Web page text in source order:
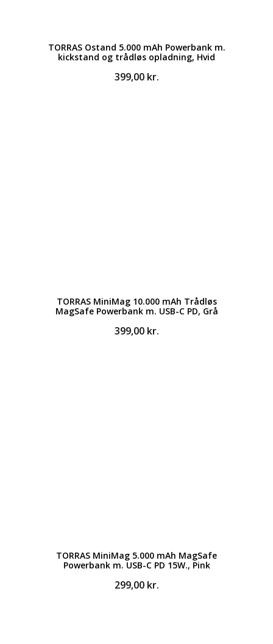
TORRAS Ostand 5.000 mAh Powerbank m.
kickstand og trådløs opladning, Hvid
399,00 kr.
TORRAS MiniMag 10.000 mAh Trådløs
MagSafe Powerbank m. USB-C PD, Grå
399,00 kr.
TORRAS MiniMag 5.000 mAh MagSafe
Powerbank m. USB-C PD 15W., Pink
299,00 kr.